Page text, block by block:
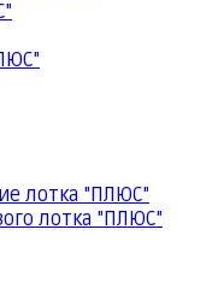
лотка "ПЛЮС"
лотка "ПЛЮС"